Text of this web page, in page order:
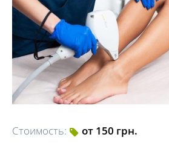
Стоимость:
от 150 грн.